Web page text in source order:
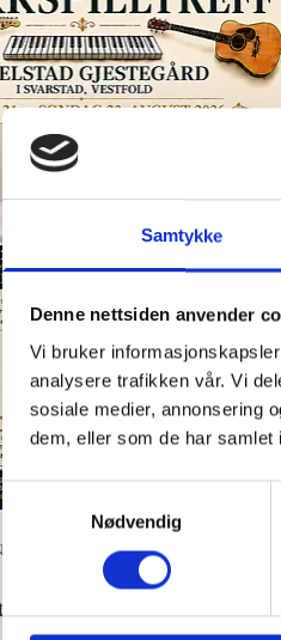
Samtykke
Denne nettsiden anvender
Vi bruker
analysere trafikken vår. Vi
sosiale medier, annonsering
dem, eller som de har samlet
Samtykkevalg
Nødvendig
MISJON
på Gavelstad